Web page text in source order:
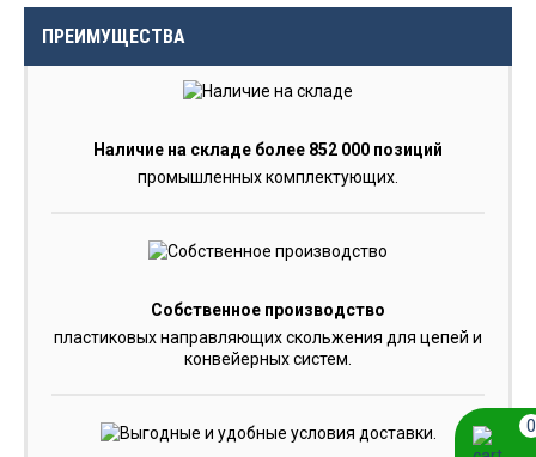
ПРЕИМУЩЕСТВА
Наличие на складе более 852 000 позиций
промышленных комплектующих.
Собственное производство
пластиковых направляющих скольжения для цепей и
конвейерных систем.
0